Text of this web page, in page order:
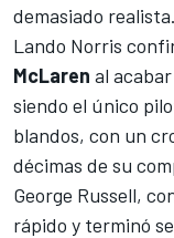
demasiado realista.
Lando Norris
McLaren al
siendo el único
blandos, con un
décimas de su
George Russell,
rápido y terminó